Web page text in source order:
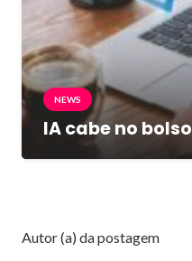
NEWS
IA cabe no bolso
Autor (a) da postagem